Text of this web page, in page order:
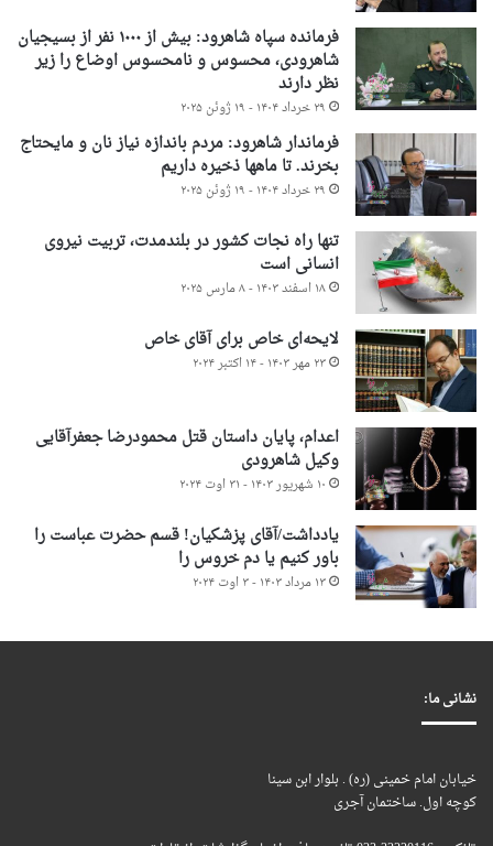
فرمانده سپاه شاهرود: بیش از ۱۰۰۰ نفر از بسیجیان
شاهرودی، محسوس و نامحسوس اوضاع را زیر
نظر دارند
۲۹ خرداد ۱۴۰۴ - ۱۹ ژوئن ۲۰۲۵
فرماندار شاهرود: مردم باندازه نیاز نان و مایحتاج
بخرند. تا ماهها ذخیره داریم
۲۹ خرداد ۱۴۰۴ - ۱۹ ژوئن ۲۰۲۵
تنها راه نجات کشور در بلندمدت، تربیت نیروی
انسانی است
۱۸ اسفند ۱۴۰۳ - ۸ مارس ۲۰۲۵
لایحه‌ای خاص برای آقای خاص
۲۳ مهر ۱۴۰۳ - ۱۴ اکتبر ۲۰۲۴
اعدام، پایان داستان قتل محمودرضا جعفرآقایی
وکیل شاهرودی
۱۰ شهریور ۱۴۰۳ - ۳۱ اوت ۲۰۲۴
یادداشت/آقای پزشکیان! قسم حضرت عباست را
باور کنیم یا دم خروس را
۱۳ مرداد ۱۴۰۳ - ۳ اوت ۲۰۲۴
نشانی ما:
خیابان امام خمینی (ره) . بلوار ابن سینا
کوچه اول. ساختمان آجری